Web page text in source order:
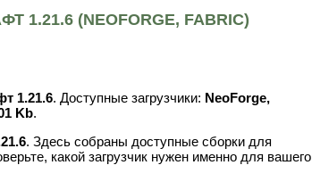
1.21.6 (NEOFORGE, FABRIC)
1.21.6. Доступные загрузчики: NeoForge,
Kb.
. Здесь собраны доступные сборки для
какой загрузчик нужен именно для вашего